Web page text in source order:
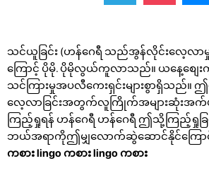
သင်ယူခြင်း (ဟန်ဂေရီ သည်အွန်လိုင်းလေ့လာမှု၏
ကြောင့် ပိုမို. ပိုမိုလွယ်ကူလာသည်။ ယနေ့စျေ
သင်ကြားမှုအပလီကေးရှင်းများစွာရှိသည်။ ဤ
လေ့လာခြင်းအတွက်လူကြိုက်အများဆုံးအက်
ကြည့်ရှုရန် ဟန်ဂေရီ ဟန်ဂေရီ ဤသို့ကြည့်ရှုခ
ဘယ်အရာကိုဤမျှလောက်ဆွဲဆောင်နိုင်ကြောင်း
ကစားlingo ကစားlingo ကစား